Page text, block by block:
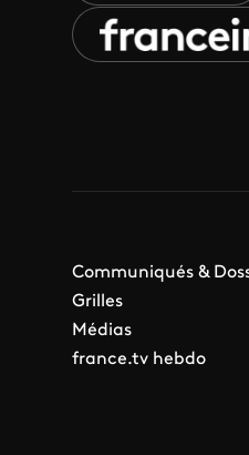
Communiqués &
Grilles
Médias
france.tv hebdo